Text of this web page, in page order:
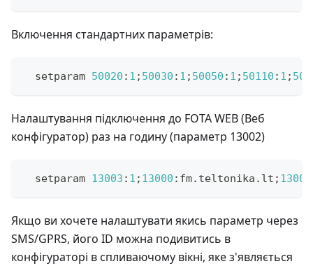
Включення стандартних параметрів:
  setparam
50020 : 1 ; 50030 : 1 ; 50050 : 1 ; 50110 : 1 ;
Налаштування підключення до FOTA WEB (Веб
конфігуратор) раз на годину (параметр 13002)
  setparam
13003 : 1 ; 13000 : fm. teltonika . lt ; 13001
Якщо ви хочете налаштувати якись параметр через
SMS/GPRS, його ID можна подивитись в
конфігураторі в спливаючому вікні, яке з'являється